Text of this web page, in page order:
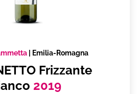
Emilia-Romagna
Frizzante
2019